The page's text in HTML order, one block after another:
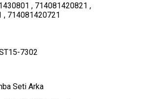
, 714081420821 ,
, 714081420721
7302
Seti Arka